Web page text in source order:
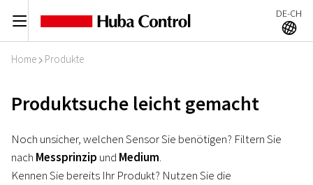
C DE-CH
A
Home I Produkte
Produktsuche leicht gemacht
Noch unsicher, welchen Sensor Sie benötigen? Filtern Sie
nach Messprinzip und Medium.
Kennen Sie bereits Ihr Produkt? Nutzen Sie die